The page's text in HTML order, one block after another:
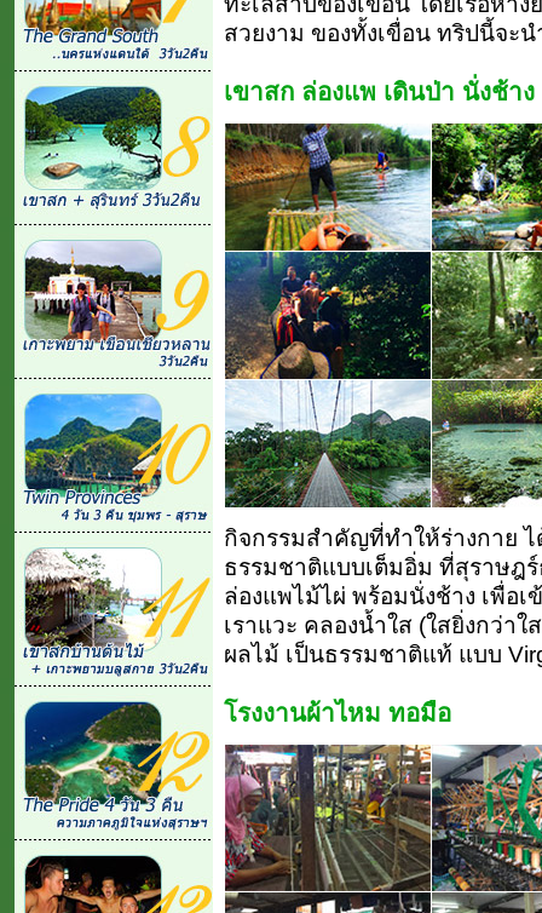
สวยงาม ของทั้งเขื่อน ทริปนี้จะ
เขาสก ล่องแพ เดินป่า นั่งช้าง
กิจกรรมสำคัญที่ทำให้ร่างกาย
ธรรมชาติแบบเต็มอิ่ม ที่สุราษฎ
ล่องแพไม้ไผ่ พร้อมนั่งช้าง เพื่อ
เราแวะ คลองน้ำใส (ใสยิ่งกว่
ผลไม้ เป็นธรรมชาติแท้ แบบ
โรงงานผ้าไหม ทอมือ